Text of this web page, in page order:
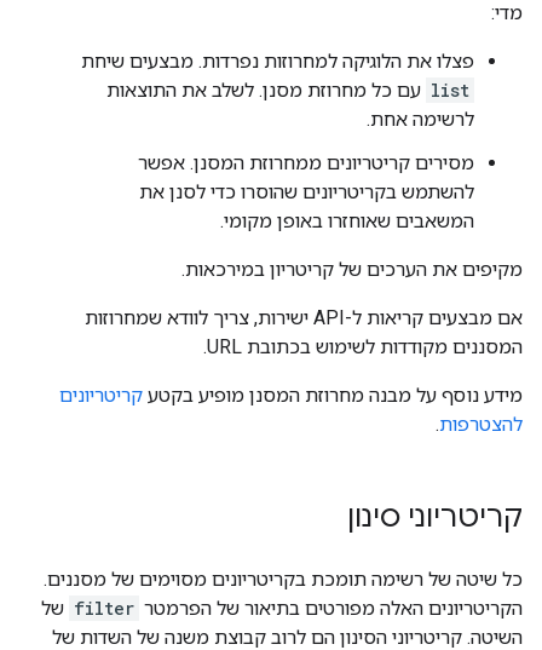
מדי:
פצלו את הלוגיקה למחרוזות נפרדות. מבצעים שיחת
list עם כל מחרוזת מסנן. לשלב את התוצאות
לרשימה אחת.
מסירים קריטריונים ממחרוזת המסנן. אפשר
להשתמש בקריטריונים שהוסרו כדי לסנן את
המשאבים שאוחזרו באופן מקומי.
מקיפים את הערכים של קריטריון במירכאות.
אם מבצעים קריאות ל-API ישירות, צריך לוודא שמחרוזות
המסננים מקודדות לשימוש בכתובת URL.
מידע נוסף על מבנה מחרוזת המסנן מופיע בקטע קריטריונים
להצטרפות.
קריטריוני סינון
כל שיטה של רשימה תומכת בקריטריונים מסוימים של מסננים.
הקריטריונים האלה מפורטים בתיאור של הפרמטר filter של
השיטה. קריטריוני הסינון הם לרוב קבוצת משנה של השדות של